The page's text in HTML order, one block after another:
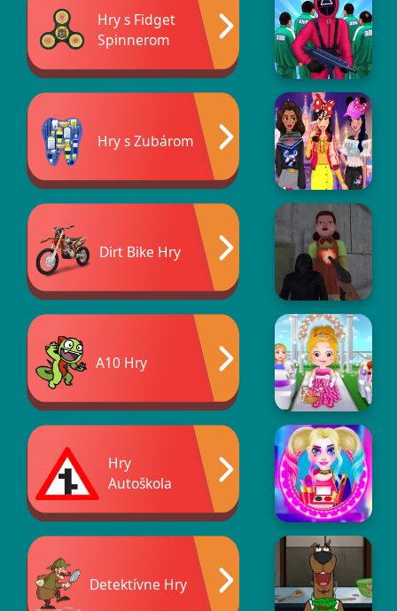
Hry s Fidget
Spinnerom
Hry s Zubárom
Dirt Bike Hry
A10 Hry
Hry
Autoškola
Detektívne Hry